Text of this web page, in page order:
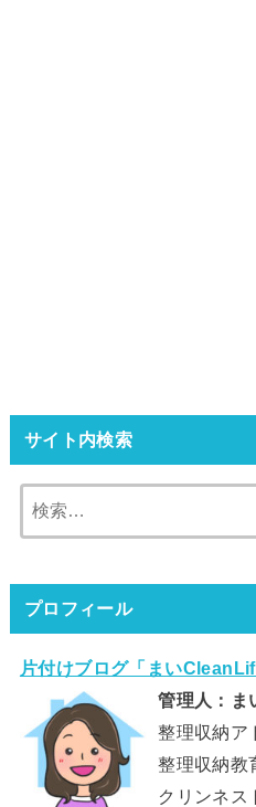
サイト内検索
プロフィール
片付けブログ「まい
管理人：ま
整理収納ア
整理収納教
クリンネス